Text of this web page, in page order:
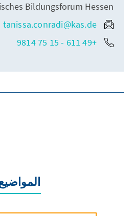
Bildungsforum Hessen
tanissa.conradi@kas.de
+49 611 - 15 75 9814